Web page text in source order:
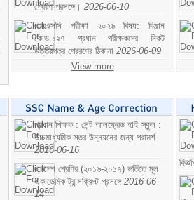
প্রেরণ প্রসঙ্গে। 2026-06-10
এসএসসি পরীক্ষা ২০২৬ বিষয়: বিঞ্জান
কোড-১২৭ প্রধান পরীক্ষকদের নিকট
উত্তরপত্র প্রেরণের ঠিকানা 2026-06-09
View more
প্রধান শিক্ষক : সেন্ট আলফ্রেড হাই স্কুল :
উচ্চমাধ্যমিক স্তর উন্নয়নের জন্য পরামর্শ
2016-06-16
একাদশ শ্রেণির (২০১৬-২০১৭) ভর্তিতে মূল
একাডেমিক ট্রান্সক্রিপ্ট প্রসঙ্গে 2016-06-
14